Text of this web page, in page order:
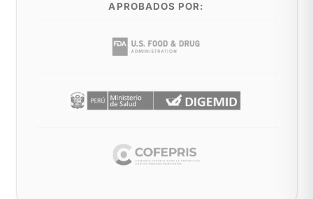
APROBADOS POR: